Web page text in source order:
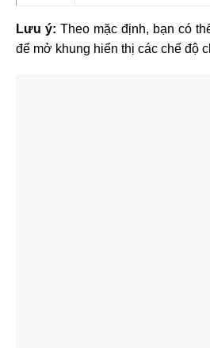
Lưu ý: Theo mặc định, bạn có
để mở khung hiển thị các chế độ